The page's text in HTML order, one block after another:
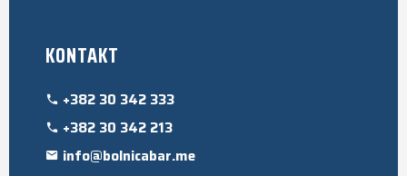
KONTAKT
+382 30 342 333
+382 30 342 213
info@bolnicabar.me